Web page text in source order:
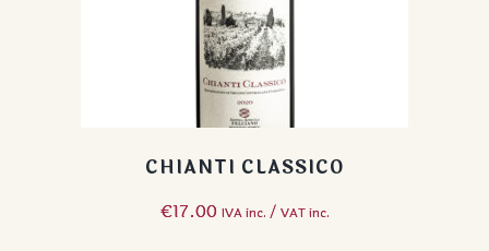
CHIANTI CLASSICO
€17.00 IVA inc. / VAT inc.